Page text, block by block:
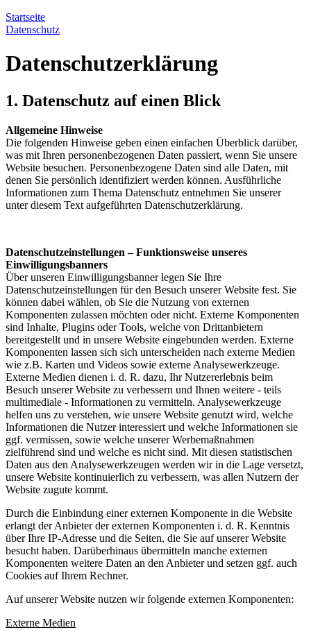
Startseite
Datenschutz
Datenschutzerklärung
1. Datenschutz auf einen Blick
Allgemeine Hinweise
Die folgenden Hinweise geben einen einfachen Überblick darüber,
was mit Ihren personenbezogenen Daten passiert, wenn Sie unsere
Website besuchen. Personenbezogene Daten sind alle Daten, mit
denen Sie persönlich identifiziert werden können. Ausführliche
Informationen zum Thema Datenschutz entnehmen Sie unserer
unter diesem Text aufgeführten Datenschutzerklärung.
Datenschutzeinstellungen – Funktionsweise unseres
Einwilligungsbanners
Über unseren Einwilligungsbanner legen Sie Ihre
Datenschutzeinstellungen für den Besuch unserer Website fest. Sie
können dabei wählen, ob Sie die Nutzung von externen
Komponenten zulassen möchten oder nicht. Externe Komponenten
sind Inhalte, Plugins oder Tools, welche von Drittanbietern
bereitgestellt und in unsere Website eingebunden werden. Externe
Komponenten lassen sich sich unterscheiden nach externe Medien
wie z.B. Karten und Videos sowie externe Analysewerkzeuge.
Externe Medien dienen i. d. R. dazu, Ihr Nutzererlebnis beim
Besuch unserer Website zu verbessern und Ihnen weitere - teils
multimediale - Informationen zu vermitteln. Analysewerkzeuge
helfen uns zu verstehen, wie unsere Website genutzt wird, welche
Informationen die Nutzer interessiert und welche Informationen sie
ggf. vermissen, sowie welche unserer Werbemaßnahmen
zielführend sind und welche es nicht sind. Mit diesen statistischen
Daten aus den Analysewerkzeugen werden wir in die Lage versetzt,
unsere Website kontinuierlich zu verbessern, was allen Nutzern der
Website zugute kommt.
Durch die Einbindung einer externen Komponente in die Website
erlangt der Anbieter der externen Komponenten i. d. R. Kenntnis
über Ihre IP-Adresse und die Seiten, die Sie auf unserer Website
besucht haben. Darüberhinaus übermitteln manche externen
Komponenten weitere Daten an den Anbieter und setzen ggf. auch
Cookies auf Ihrem Rechner.
Auf unserer Website nutzen wir folgende externen Komponenten:
Externe Medien